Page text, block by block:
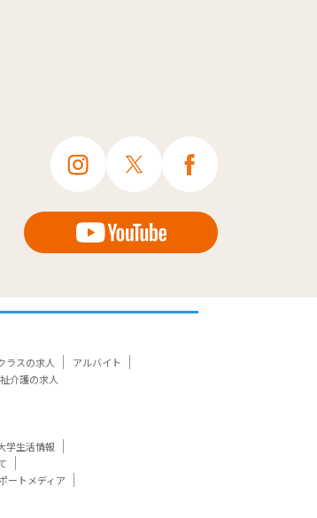
ラスの求人
アルバイト
介護の求人
学生活情報
ートメディア